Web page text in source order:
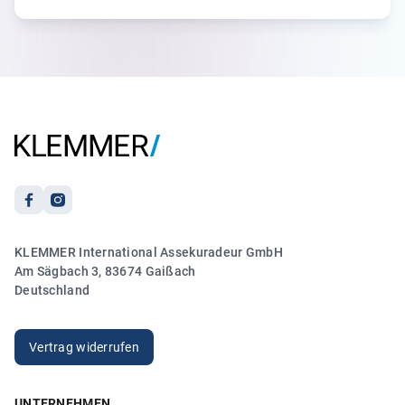
5.00
Anonym
21.03.2026
„Sehr freundlicher und kompetenter Kontakt. Vielen
Dank!“
KLEMMER International Assekuradeur GmbH
Am Sägbach 3, 83674 Gaißach
Deutschland
Vertrag widerrufen